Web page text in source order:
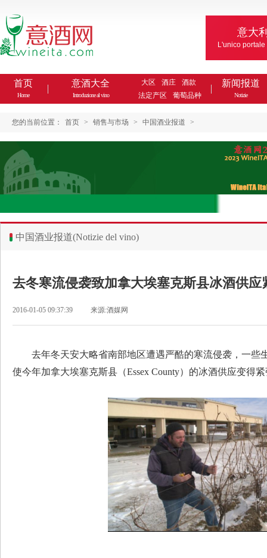
意大
L'unico
首页
Home
意酒大全
Introduzione al vino
大区 酒庄
酒款
法定产区
葡萄品种
新闻报道
Notizie
您的当前位置： 首页 > 销售与市场 > 中国酒业报道 >
中国酒业报道(Notizie del vino)
去冬寒流侵袭致加拿大埃塞克斯县冰酒供应
2016-01-05 09:37:39 来源:酒媒网
去年冬天安大略省南部地区遭遇严酷的寒流侵袭，一些
使今年加拿大埃塞克斯县（Essex County）的冰酒供应变得